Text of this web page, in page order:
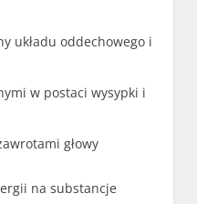
układu oddechowego i
w postaci wysypki i
głowy
na substancje